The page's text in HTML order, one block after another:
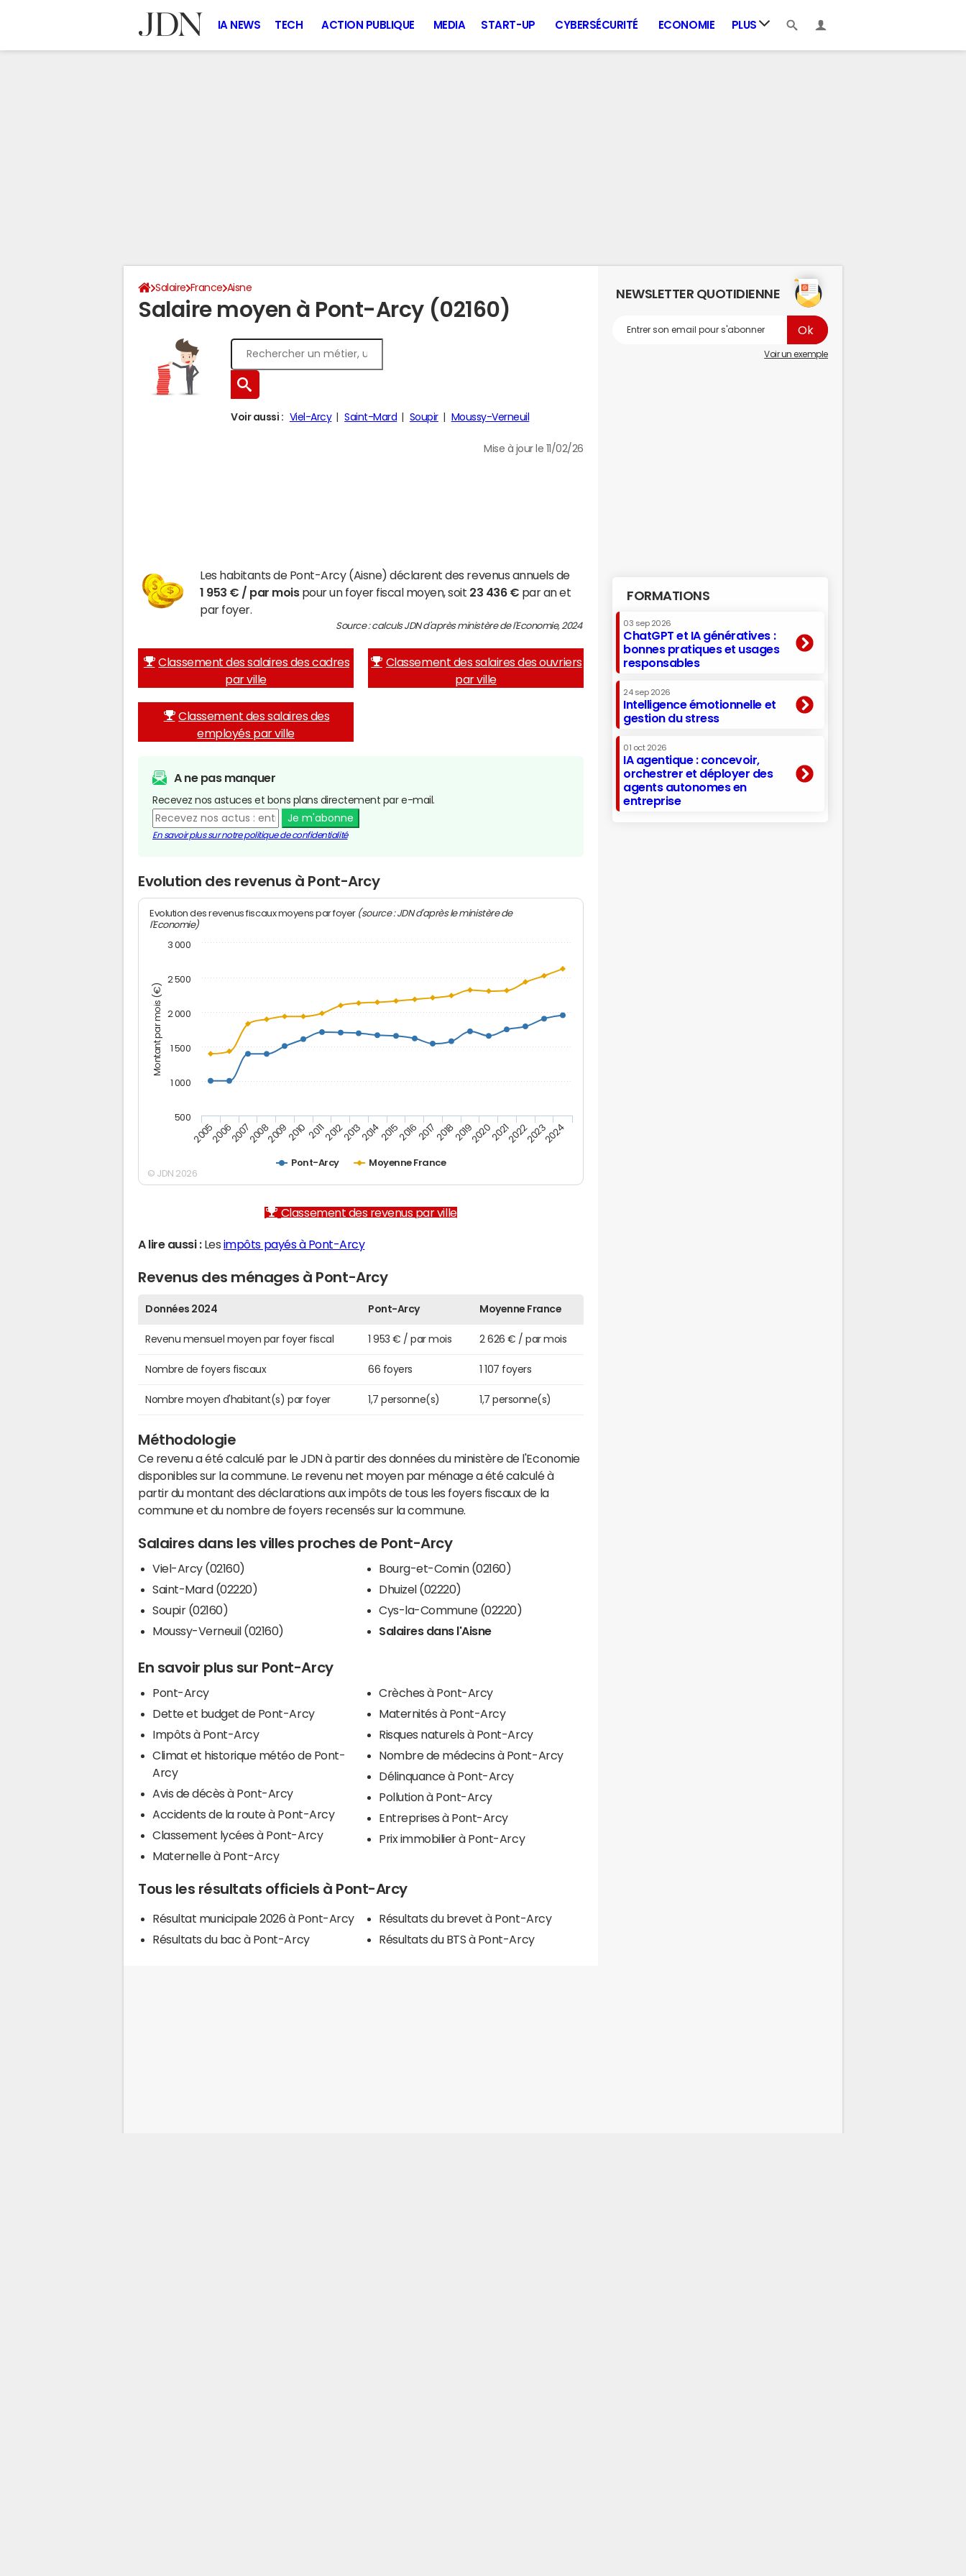
IA NEWS TECH ACTION PUBLIQUE MEDIA START-UP CYBERSÉCURITÉ ECONOMIE PLUS
Salaire France Aisne
Salaire moyen à Pont-Arcy (02160)
Voir aussi : Viel-Arcy Saint-Mard Soupir Moussy-Verneuil
Mise à jour le 11/02/26
Les habitants de Pont-Arcy (Aisne) déclarent des revenus annuels de
1 953 € / par moispour un foyer fiscal moyen, soit 23 436 € par an et
par foyer.
Source : calculs JDN d'après ministère de l'Economie, 2024
Classement des salaires des cadres
par ville
Classement des salaires des ouvriers
par ville
Classement des salaires des
employés par ville
A ne pas manquer
Recevez nos astuces et bons plans directement par e-mail.
Je m'abonne
En savoir plus sur notre politique de confidentialité
Evolution des revenus à Pont-Arcy
Montant par mois (€)
Evolution des revenus fiscaux moyens par foyer (source : JDN d'après le ministère de
l'Economie)
Pont-Arcy Moyenne France
200520062007200820092010 20112012201320142015201620172018201920202021202220232024
500
1 000
1 500
2 000
2 500
3 000
© JDN 2026
Classement des revenus par ville
A lire aussi :Les impôts payés à Pont-Arcy
Revenus des ménages à Pont-Arcy
Données 2024 Pont-Arcy Moyenne France
Revenu mensuel moyen par foyer fiscal 1 953 € / par mois 2 626 € / par mois
Nombre de foyers fiscaux 66 foyers 1 107 foyers
Nombre moyen d'habitant(s) par foyer 1,7 personne(s) 1,7 personne(s)
Méthodologie
Ce revenu a été calculé par le JDN à partir des données du ministère de l'Economie
disponibles sur la commune. Le revenu net moyen par ménage a été calculé à
partir du montant des déclarations aux impôts de tous les foyers fiscaux de la
commune et du nombre de foyers recensés sur la commune.
Salaires dans les villes proches de Pont-Arcy
Viel-Arcy (02160)
Saint-Mard (02220)
Soupir (02160)
Moussy-Verneuil (02160)
Bourg-et-Comin (02160)
Dhuizel (02220)
Cys-la-Commune (02220)
Salaires dans l'Aisne
En savoir plus sur Pont-Arcy
Pont-Arcy
Dette et budget de Pont-Arcy
Impôts à Pont-Arcy
Climat et historique météo de Pont-
Arcy
Avis de décès à Pont-Arcy
Accidents de la route à Pont-Arcy
Classement lycées à Pont-Arcy
Maternelle à Pont-Arcy
Crèches à Pont-Arcy
Maternités à Pont-Arcy
Risques naturels à Pont-Arcy
Nombre de médecins à Pont-Arcy
Délinquance à Pont-Arcy
Pollution à Pont-Arcy
Entreprises à Pont-Arcy
Prix immobilier à Pont-Arcy
Tous les résultats officiels à Pont-Arcy
Résultat municipale 2026 à Pont-Arcy
Résultats du bac à Pont-Arcy
Résultats du brevet à Pont-Arcy
Résultats du BTS à Pont-Arcy
NEWSLETTER QUOTIDIENNE
Voir un exemple
FORMATIONS
03 sep 2026
ChatGPT et IA génératives :
bonnes pratiques et usages
responsables
24 sep 2026
Intelligence émotionnelle et
gestion du stress
01 oct 2026
IA agentique : concevoir,
orchestrer et déployer des
agents autonomes en
entreprise